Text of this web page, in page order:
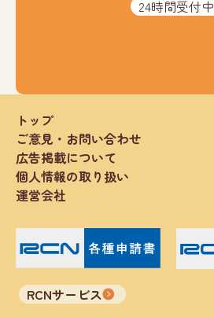
24時間受付中
トップ
ご意見・お問い合わせ
広告掲載について
個人情報の取り扱い
運営会社
RCNサービス